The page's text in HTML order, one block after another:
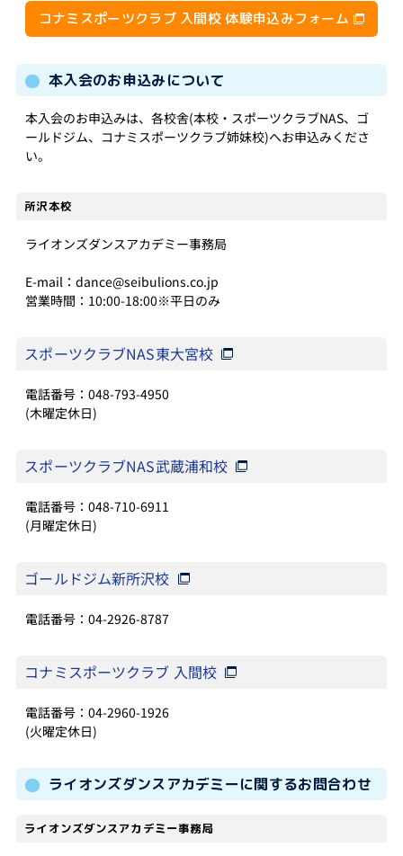
コナミスポーツクラブ 入間校 体験申込みフォーム
本入会のお申込みについて
本入会のお申込みは、各校舎(本校・スポーツクラブNAS、ゴ
ールドジム、コナミスポーツクラブ姉妹校)へお申込みくださ
い。
所沢本校
ライオンズダンスアカデミー事務局
E-mail：dance@seibulions.co.jp
営業時間：10:00-18:00※平日のみ
スポーツクラブNAS東大宮校
電話番号：048-793-4950
(木曜定休日)
スポーツクラブNAS武蔵浦和校
電話番号：048-710-6911
(月曜定休日)
ゴールドジム新所沢校
電話番号：04-2926-8787
コナミスポーツクラブ 入間校
電話番号：04-2960-1926
(火曜定休日)
ライオンズダンスアカデミーに関するお問合わせ
ライオンズダンスアカデミー事務局